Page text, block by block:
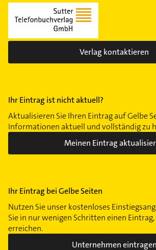
Verlag kontaktieren
Ihr Eintrag ist nicht aktuell?
Aktualisieren Sie Ihren Eintrag auf Gelbe
Informationen aktuell und vollständig zu
Meinen Eintrag
Ihr Eintrag bei Gelbe Seiten
Nutzen Sie unser kostenloses
Sie in nur wenigen Schritten einen
erreichen.
Unternehmen eintragen